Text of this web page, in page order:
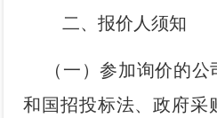
二、报价人须知
（一）参加询价的
和国招投标法、政府采